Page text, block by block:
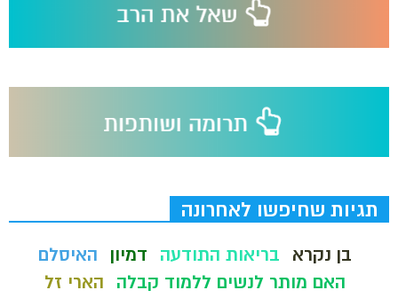
תגיות שחיפשו לאחרונה
בן נקרא בריאות התודעה דמיון
האיסלם
האם מותר לנשים ללמוד קבלה
הארי זל